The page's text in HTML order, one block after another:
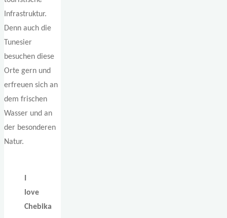
Infrastruktur.
Denn auch die
Tunesier
besuchen diese
Orte gern und
erfreuen sich an
dem frischen
Wasser und an
der besonderen
Natur.
I
love
Chebika